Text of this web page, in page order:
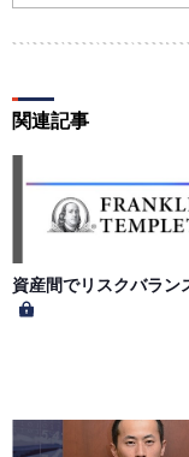
用によって生じ
第５条（著作権）
本サイトに掲載
社もしくは著作
とします。会員
送信、譲渡、翻
侵害する行為を行
第６条（サービ
サイトのサービ
関連記事
資産間でリスクバラン